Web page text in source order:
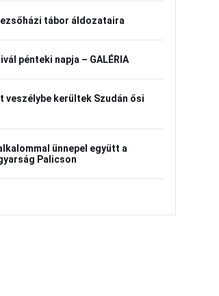
tábor áldozataira
pénteki napja – GALÉRIA
veszélybe kerültek Szudán ősi
ünnepel együtt a
Palicson